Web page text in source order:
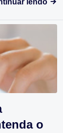
lendo
o